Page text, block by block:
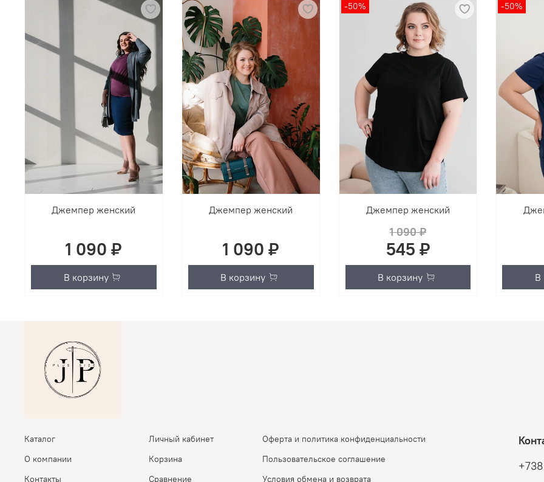
Джемпер женский
1 090 ₽
В корзину
Джемпер женский
1 090 ₽
В корзину
-50%
Джемпер женский
1 090 ₽
545 ₽
В корзину
-50%
В
Каталог
О компании
Контакты
Личный кабинет
Корзина
Сравнение
Оферта и политика конфиденциальности
Пользовательское соглашение
Условия обмена и возврата